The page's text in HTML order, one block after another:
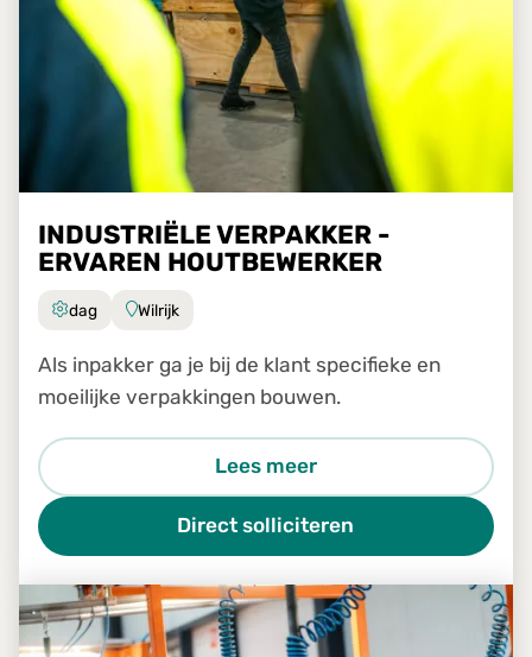
INDUSTRIËLE VERPAKKER -
ERVAREN HOUTBEWERKER
dag Wilrijk
Als inpakker ga je bij de klant specifieke en
moeilijke verpakkingen bouwen.
Lees meer
Direct solliciteren